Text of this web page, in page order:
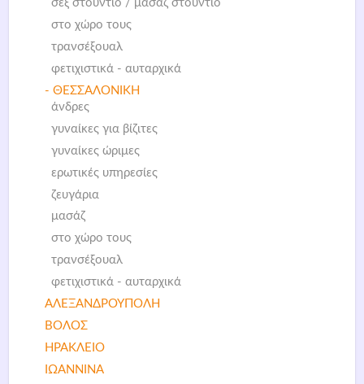
σεξ στούντιο / μασάζ στούντιο
στο χώρο τους
τρανσέξουαλ
φετιχιστικά - αυταρχικά
- ΘΕΣΣΑΛΟΝΙΚΗ
άνδρες
γυναίκες για βίζιτες
γυναίκες ώριμες
ερωτικές υπηρεσίες
ζευγάρια
μασάζ
στο χώρο τους
τρανσέξουαλ
φετιχιστικά - αυταρχικά
ΑΛΕΞΑΝΔΡΟΥΠΟΛΗ
ΒΟΛΟΣ
ΗΡΑΚΛΕΙΟ
ΙΩΑΝΝΙΝΑ